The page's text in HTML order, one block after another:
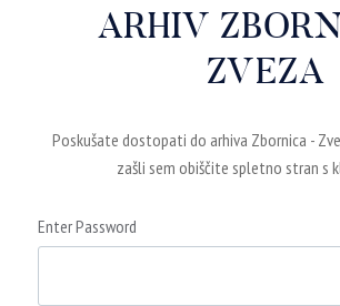
ARHIV
ZVEZA
Poskušate dostopati do arhiva Zbornica -
zašli sem obiščite spletno stran s
Enter Password